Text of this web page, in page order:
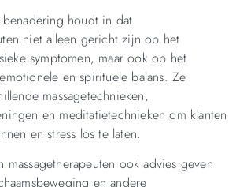
houdt in dat
niet alleen gericht zijn op het
symptomen, maar ook op het
en spirituele balans. Ze
massagetechnieken,
en meditatietechnieken om klanten
en stress los te laten.
massagetherapeuten ook advies geven
en andere